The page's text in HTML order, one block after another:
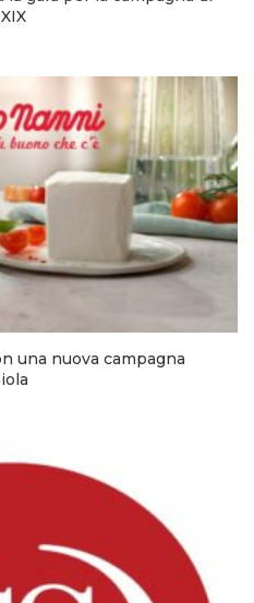
una nuova campagna